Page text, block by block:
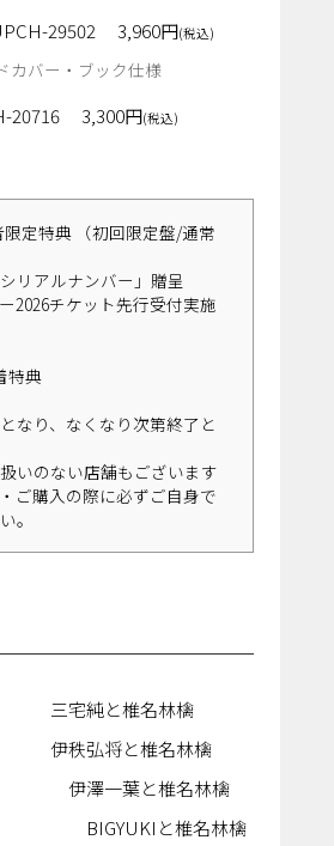
29502 3,960円(税込)
カバー・ブック仕様
20716 3,300円(税込)
限定特典 （初回限定盤/通常
リアルナンバー」贈呈
2026チケット先行受付実施
特典
なり、なくなり次第終了と
いのない店舗もございます
ご購入の際に必ずご自身で
。
三宅純と椎名林檎
伊秩弘将と椎名林檎
伊澤一葉と椎名林檎
BIGYUKIと椎名林檎